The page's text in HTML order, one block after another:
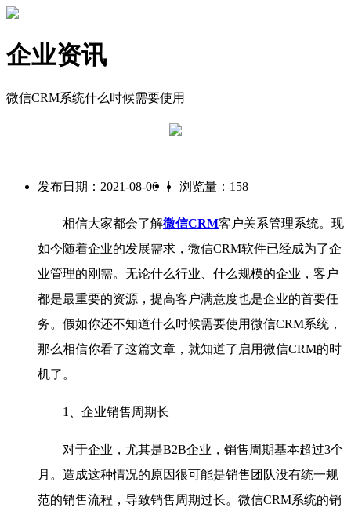
企业资讯
微信CRM系统什么时候需要使用
发布日期：2021-08-06 | 浏览量：158
相信大家都会了解微信CRM客户关系管理系统。现
如今随着企业的发展需求，微信CRM软件已经成为了企
业管理的刚需。无论什么行业、什么规模的企业，客户
都是最重要的资源，提高客户满意度也是企业的首要任
务。假如你还不知道什么时候需要使用微信CRM系统，
那么相信你看了这篇文章，就知道了启用微信CRM的时
机了。
1、企业销售周期长
对于企业，尤其是B2B企业，销售周期基本超过3个
月。造成这种情况的原因很可能是销售团队没有统一规
范的销售流程，导致销售周期过长。微信CRM系统的销